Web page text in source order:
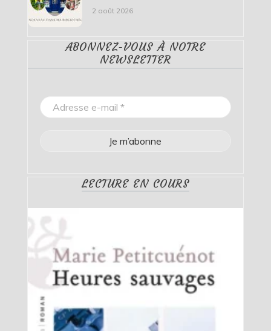
2 août 2026
ABONNEZ-VOUS À NOTRE
NEWSLETTER
LECTURE EN COURS